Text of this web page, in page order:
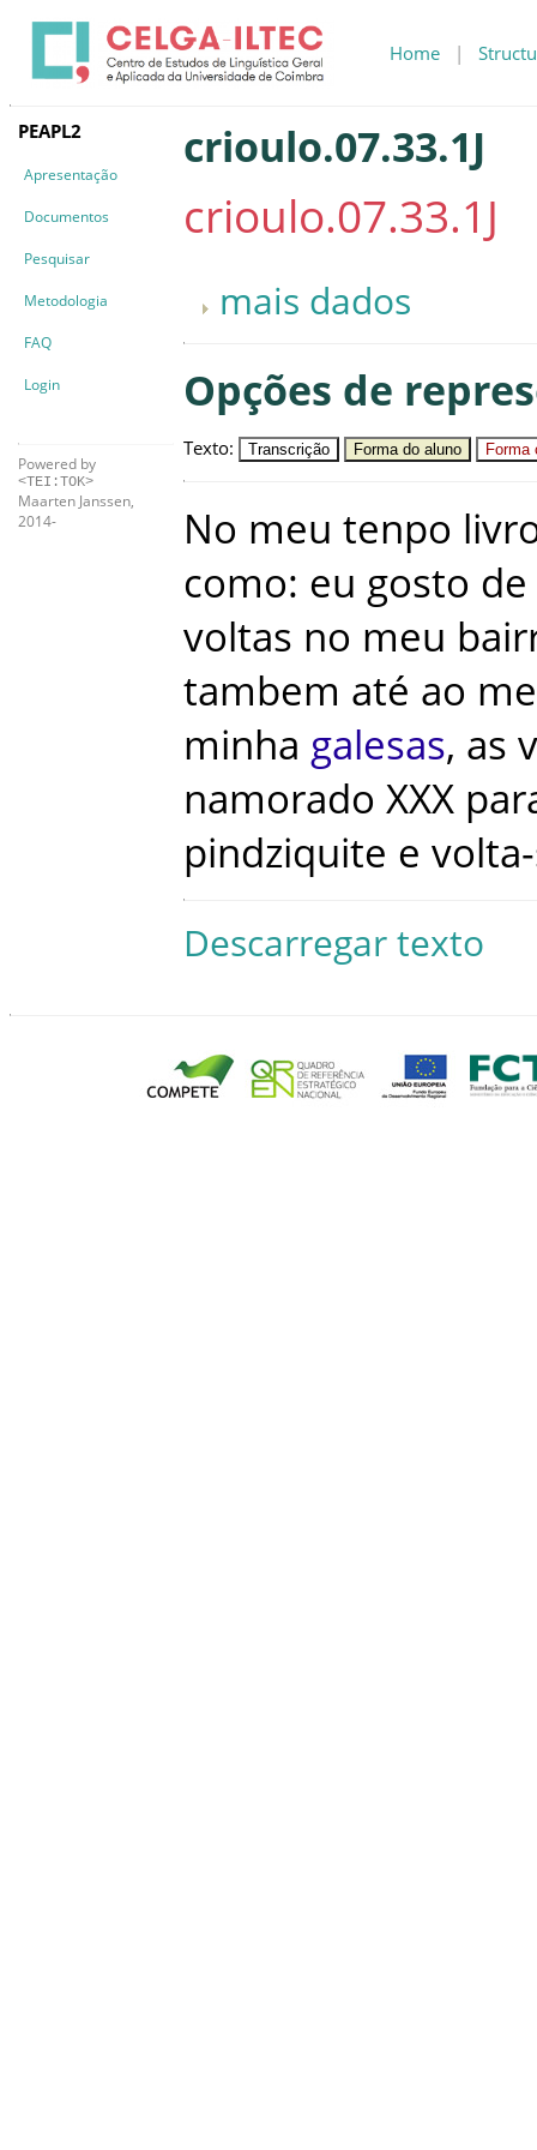
Home |
PEAPL2
Apresentação
Documentos
Pesquisar
Metodologia
FAQ
Login
Powered by
<TEI:TOK>
Maarten Janssen,
2014-
crioulo.07.33.1J
crioulo.07.33.1J
mais dados
Opções de
Texto: Transcrição Forma do aluno Forma
No meu tenpo
como: eu gosto de
voltas no meu
tambem até ao
minha galesas, as
namorado XXX
pindziquite e
Descarregar texto